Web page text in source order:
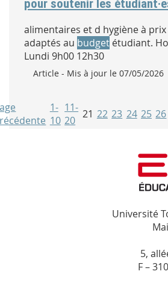
pour soutenir les
alimentaires et d hygiène à
adaptés au budget étudiant.
Lundi 9h00 12h30
Type :
Article - Mis à jour le 07/05/2026
1-
10
11-
20 21 22 23 24 25 26
Université
5,
F –